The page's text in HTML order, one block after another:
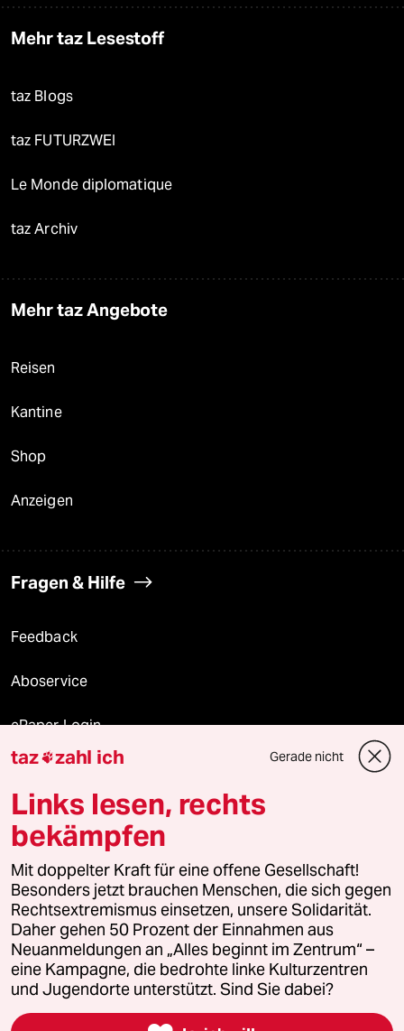
Mehr taz Lesestoff
taz Blogs
taz FUTURZWEI
Le Monde diplomatique
taz Archiv
Mehr taz Angebote
Reisen
Kantine
Shop
Anzeigen
Fragen & Hilfe
Feedback
Aboservice
ePaper Login
Downloads für Abonnierende
© 2026 taz Verlags und Vertriebs GmbH
Alle Rechte vorbehalten. Bei rechtlichen Fragen oder für Genehmigungen
wenden Sie sich bitte an lizenzen@taz.de
Feedback Redaktionsstatut Kommune-Richtlinien
Leitlinie Informant Datenschutz Impressum AGB
Seitenwende Einwilligungen widerrufen (Ads)
taz zahl ich Gerade nicht
Links lesen, rechts
bekämpfen
Mit doppelter Kraft für eine offene Gesellschaft!
Besonders jetzt brauchen Menschen, die sich gegen
Rechtsextremismus einsetzen, unsere Solidarität.
Daher gehen 50 Prozent der Einnahmen aus
Neuanmeldungen an „Alles beginnt im Zentrum“ –
eine Kampagne, die bedrohte linke Kulturzentren
und Jugendorte unterstützt. Sind Sie dabei?